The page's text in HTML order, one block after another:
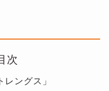
次
ングス」